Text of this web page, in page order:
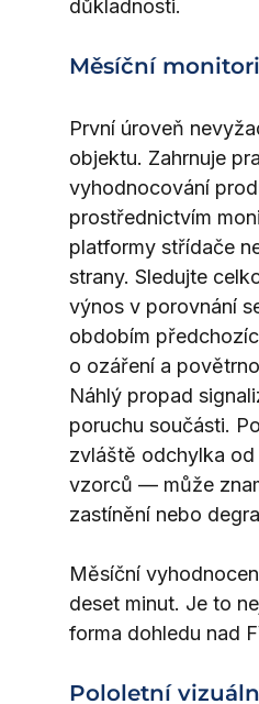
důkladnosti.
Měsíční
První úroveň
objektu. Zahrnuje
vyhodnocování
prostřednictvím
platformy střídače
strany. Sledujte
výnos v porovnání
obdobím
o ozáření a
Náhlý propad
poruchu součásti.
zvláště odchylka od
vzorců — může
zastínění nebo
Měsíční
deset minut. Je to
forma dohledu nad
Pololetní